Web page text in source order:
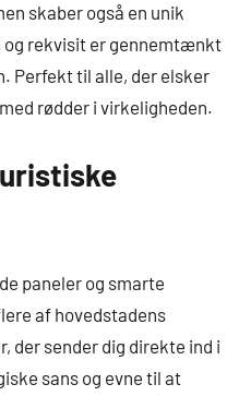
skaber også en unik
og rekvisit er gennemtænkt
Perfekt til alle, der elsker
rødder i virkeligheden.
paneler og smarte
af hovedstadens
der sender dig direkte ind i
sans og evne til at